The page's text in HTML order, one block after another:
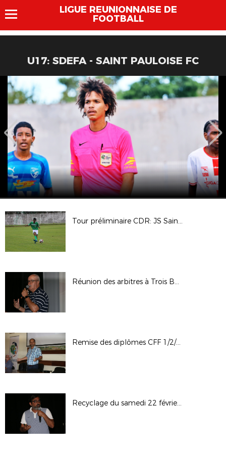
LIGUE REUNIONNAISE DE
FOOTBALL
U17: SDEFA - SAINT PAULOISE FC
Tour préliminaire CDR: JS Sainte Annoise - AS Saint Louisienne ( 1-2 AP )
Réunion des arbitres à Trois Bassins
Remise des diplômes CFF 1/2/3 et BMF 2019 à La Possession
Recyclage du samedi 22 février 2020